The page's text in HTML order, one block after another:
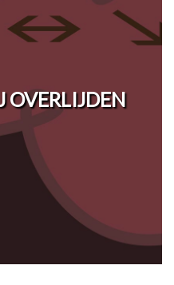
OVERLIJDEN